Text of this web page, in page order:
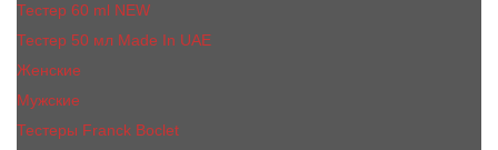
Тестер 60 ml NEW
Тестер 50 мл Made In UAE
Женские
Мужские
Тестеры Franck Boclet